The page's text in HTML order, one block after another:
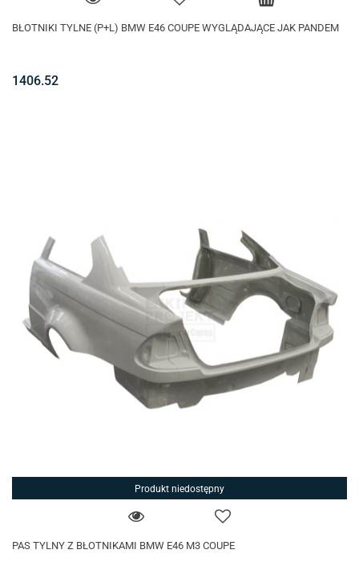
BŁOTNIKI TYLNE (P+L) BMW E46 COUPE WYGLĄDAJĄCE JAK PANDEM
1406.52
Produkt niedostępny
PAS TYLNY Z BŁOTNIKAMI BMW E46 M3 COUPE